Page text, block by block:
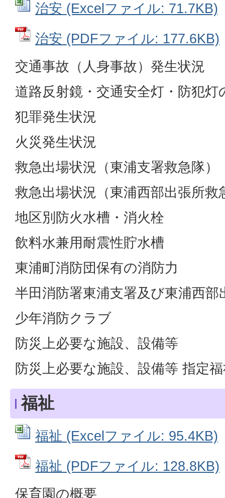
治安 (Excelファイル: 71.7KB)
治安 (PDFファイル: 177.6KB)
交通事故（人身事故）発生状況
道路反射鏡・交通安全灯・防犯灯
犯罪発生状況
火災発生状況
救急出場状況（東浦支署救急隊）
救急出場状況（東浦西部出張所救
地区別防火水槽・消火栓
飲料水兼用耐震性貯水槽
東浦町消防団保有の消防力
半田消防署東浦支署及び東浦西部
少年消防クラブ
防災上必要な施設、設備等
防災上必要な施設、設備等 指定
福祉
福祉 (Excelファイル: 95.4KB)
福祉 (PDFファイル: 128.8KB)
保育園の概要